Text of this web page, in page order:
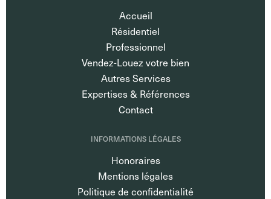
Accueil
Résidentiel
Professionnel
Vendez-Louez votre bien
Autres Services
Expertises & Références
Contact
INFORMATIONS LÉGALES
Honoraires
Mentions légales
Politique de confidentialité